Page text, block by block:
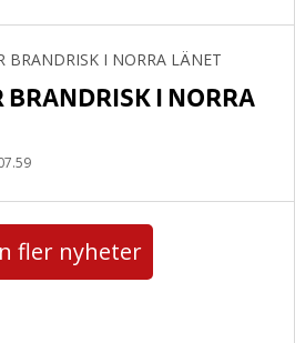
BRANDRISK I NORRA
fler nyheter